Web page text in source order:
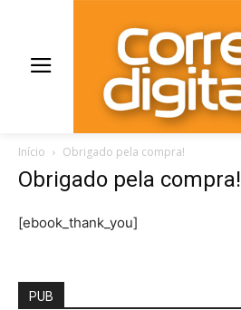
Início Obrigado pela compra!
Obrigado pela compra!
[ebook_thank_you]
PUB